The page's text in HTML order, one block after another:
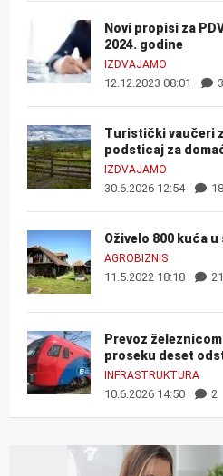
Novi propisi za
2024. godine
IZDVAJAMO
12.12.2023 08:01
Turistički vaučeri
podsticaj za
IZDVAJAMO
30.6.2026 12:54 18
Oživelo 800 kuća
AGROBIZNIS
11.5.2022 18:18 21
Prevoz
proseku deset
INFRASTRUKTURA
10.6.2026 14:50 2